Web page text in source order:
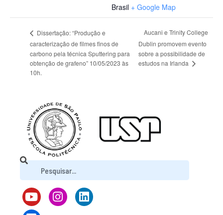
Brasil + Google Map
Dissertação: “Produção e
caracterização de filmes finos de
carbono pela técnica Sputtering para
obtenção de grafeno” 10/05/2023 às
10h.
Aucani e Trinity College
Dublin promovem evento
sobre a possibilidade de
estudos na Irlanda